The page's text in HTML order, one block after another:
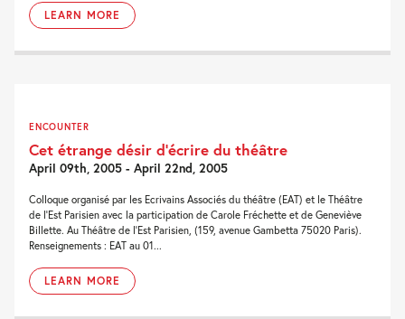
LEARN MORE
ENCOUNTER
Cet étrange désir d’écrire du théâtre
April 09th, 2005 - April 22nd, 2005
Colloque organisé par les Ecrivains Associés du théâtre (EAT) et le Théâtre
de l'Est Parisien avec la participation de Carole Fréchette et de Geneviève
Billette. Au Théâtre de l'Est Parisien, (159, avenue Gambetta 75020 Paris).
Renseignements : EAT au 01...
LEARN MORE